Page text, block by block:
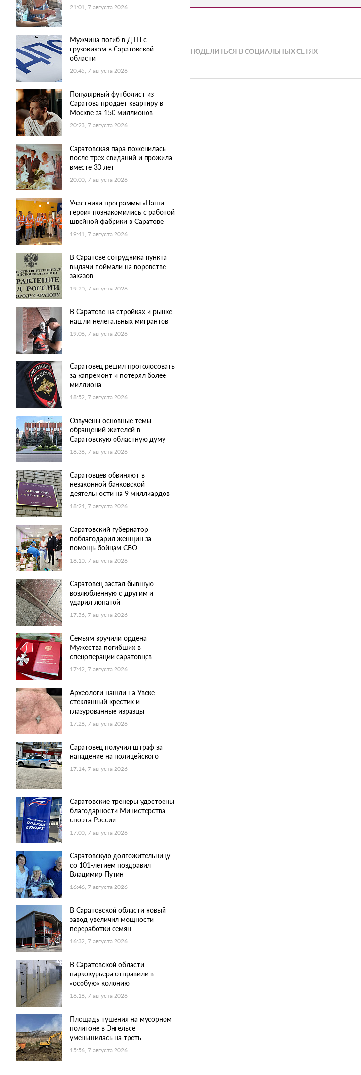
21:01, 7 августа 2026
Мужчина погиб в ДТП с
грузовиком в Саратовской
области
20:45, 7 августа 2026
Популярный футболист из
Саратова продает квартиру в
Москве за 150 миллионов
20:23, 7 августа 2026
Саратовская пара поженилась
после трех свиданий и прожила
вместе 30 лет
20:00, 7 августа 2026
Участники программы «Наши
герои» познакомились с работой
швейной фабрики в Саратове
19:41, 7 августа 2026
В Саратове сотрудника пункта
выдачи поймали на воровстве
заказов
19:20, 7 августа 2026
В Саратове на стройках и рынке
нашли нелегальных мигрантов
19:06, 7 августа 2026
Саратовец решил проголосовать
за капремонт и потерял более
миллиона
18:52, 7 августа 2026
Озвучены основные темы
обращений жителей в
Саратовскую областную думу
18:38, 7 августа 2026
Саратовцев обвиняют в
незаконной банковской
деятельности на 9 миллиардов
18:24, 7 августа 2026
Саратовский губернатор
поблагодарил женщин за
помощь бойцам СВО
18:10, 7 августа 2026
Саратовец застал бывшую
возлюбленную с другим и
ударил лопатой
17:56, 7 августа 2026
Семьям вручили ордена
Мужества погибших в
спецоперации саратовцев
17:42, 7 августа 2026
Археологи нашли на Увеке
стеклянный крестик и
глазурованные изразцы
17:28, 7 августа 2026
Саратовец получил штраф за
нападение на полицейского
17:14, 7 августа 2026
Саратовские тренеры удостоены
благодарности Министерства
спорта России
17:00, 7 августа 2026
Саратовскую долгожительницу
со 101-летием поздравил
Владимир Путин
16:46, 7 августа 2026
В Саратовской области новый
завод увеличил мощности
переработки семян
16:32, 7 августа 2026
В Саратовской области
наркокурьера отправили в
«особую» колонию
16:18, 7 августа 2026
Площадь тушения на мусорном
полигоне в Энгельсе
уменьшилась на треть
15:56, 7 августа 2026
ПОДЕЛИТЬСЯ В СОЦИАЛЬНЫХ СЕТЯХ